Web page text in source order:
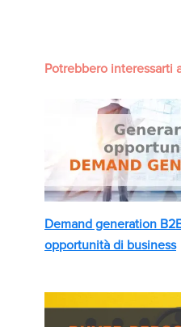
Potrebbero interessarti
Demand generation
opportunità di business